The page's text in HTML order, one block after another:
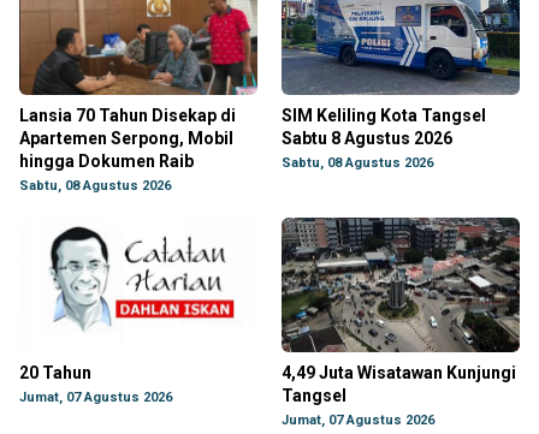
Lansia 70 Tahun Disekap di
Apartemen Serpong, Mobil
hingga Dokumen Raib
Sabtu, 08 Agustus 2026
SIM Keliling Kota Tangsel
Sabtu 8 Agustus 2026
Sabtu, 08 Agustus 2026
20 Tahun
Jumat, 07 Agustus 2026
4,49 Juta Wisatawan Kunjungi
Tangsel
Jumat, 07 Agustus 2026